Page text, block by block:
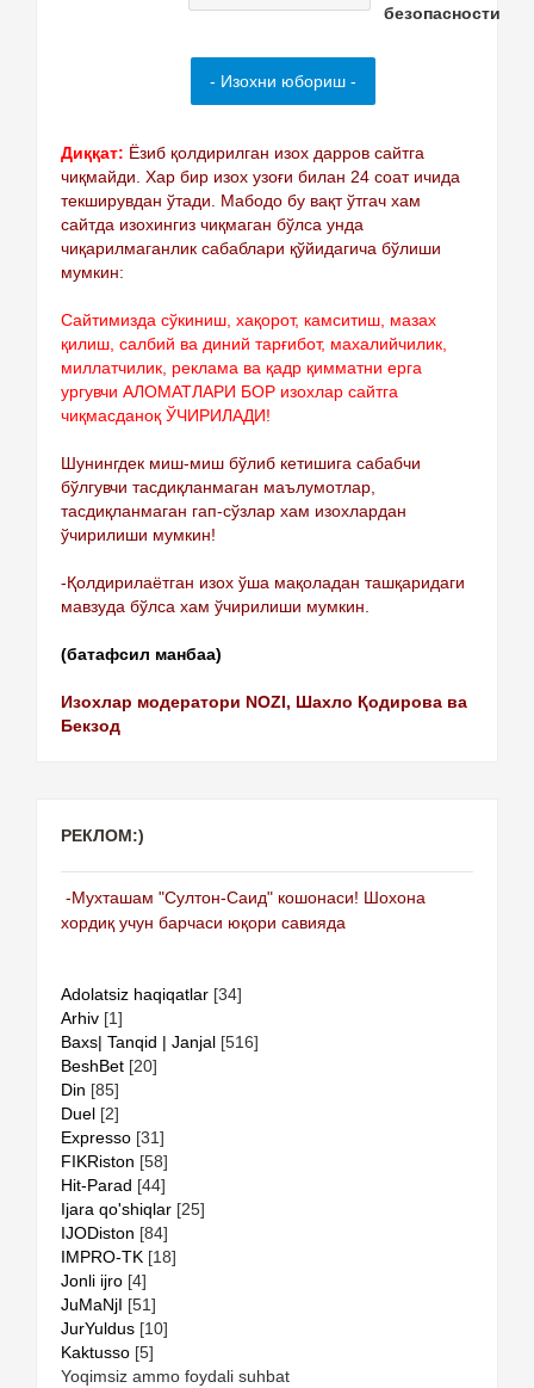
Диққат: Ёзиб қолдирилган изох дарров сайтга
чиқмайди. Хар бир изох узоғи билан 24 соат ичида
текширувдан ўтади. Мабодо бу вақт ўтгач хам
сайтда изохингиз чиқмаган бўлса унда
чиқарилмаганлик сабаблари қўйидагича бўлиши
мумкин:
Сайтимизда сўкиниш, хақорот, камситиш, мазах
қилиш, салбий ва диний тарғибот, махалийчилик,
миллатчилик, реклама ва қадр қимматни ерга
ургувчи АЛОМАТЛАРИ БОР изохлар сайтга
чиқмасданоқ ЎЧИРИЛАДИ!
Шунингдек миш-миш бўлиб кетишига сабабчи
бўлгувчи тасдиқланмаган маълумотлар,
тасдиқланмаган гап-сўзлар хам изохлардан
ўчирилиши мумкин!
-Қолдирилаётган изох ўша мақоладан ташқаридаги
мавзуда бўлса хам ўчирилиши мумкин.
(батафсил манбаа)
Изохлар модератори NOZI, Шахло Қодирова ва
Бекзод
РЕКЛОМ:)
-Мухташам "Султон-Саид" кошонаси! Шохона
хордиқ учун барчаси юқори савияда
Adolatsiz haqiqatlar [34]
Arhiv [1]
Baxs| Tanqid | Janjal [516]
BeshBet [20]
Din [85]
Duel [2]
Expresso [31]
FIKRiston [58]
Hit-Parad [44]
Ijara qo'shiqlar [25]
IJODiston [84]
IMPRO-TK [18]
Jonli ijro [4]
JuMaNjI [51]
JurYuldus [10]
Kaktusso [5]
Yoqimsiz ammo foydali suhbat